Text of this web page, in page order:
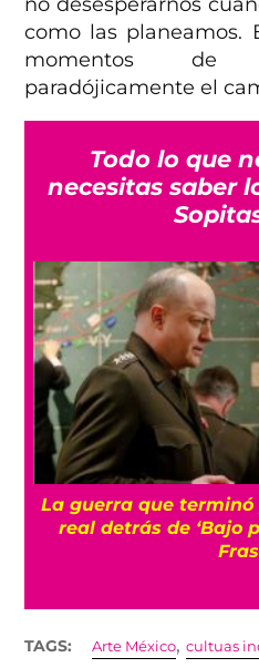
como las planeamos.
momentos de
paradójicamente el
Todo lo que
necesitas saber
Conoce a Gelato, el
caminar gracias a
TAGS: Arte México,cultuas